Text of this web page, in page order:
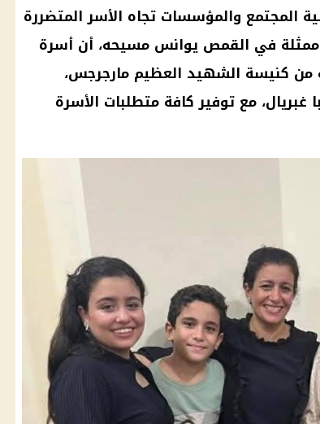
المجتمع والمؤسسات تجاه الأسر المتضررة
ممثلة في القمص يوانس مسيحه، أن أسرة
من كنيسة الشهيد العظيم مارجرجس،
غبريال، مع توفير كافة متطلبات الأسرة